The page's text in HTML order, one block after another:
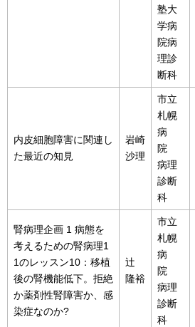
塾大
学病
院病
理診
断科
内皮細胞障害に関連し
た最近の知見
岩崎
沙理
市立
札幌
病
院
病理
診断
科
腎病理企画 1 病態を
考えるための腎病理1
1のレッスン10：移植
後の腎機能低下。拒絶
か薬剤性腎障害か、感
染症なのか?
辻
隆裕
市立
札幌
病
院
病理
診断
科